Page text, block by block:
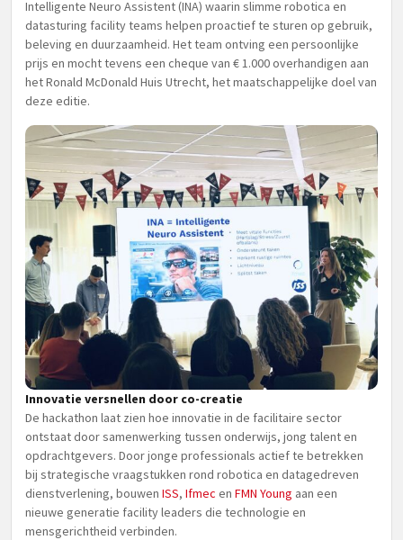
Intelligente Neuro Assistent (INA) waarin slimme robotica en
datasturing facility teams helpen proactief te sturen op gebruik,
beleving en duurzaamheid. Het team ontving een persoonlijke
prijs en mocht tevens een cheque van € 1.000 overhandigen aan
het Ronald McDonald Huis Utrecht, het maatschappelijke doel van
deze editie.
Innovatie versnellen door co-creatie
De hackathon laat zien hoe innovatie in de facilitaire sector
ontstaat door samenwerking tussen onderwijs, jong talent en
opdrachtgevers. Door jonge professionals actief te betrekken
bij strategische vraagstukken rond robotica en datagedreven
dienstverlening, bouwen ISS, Ifmec en FMN Young aan een
nieuwe generatie facility leaders die technologie en
mensgerichtheid verbinden.